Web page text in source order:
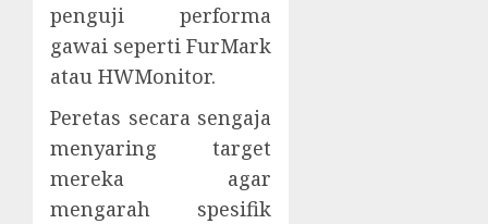
penguji performa
gawai seperti FurMark
atau HWMonitor.
Peretas secara sengaja
menyaring target
mereka agar
mengarah spesifik